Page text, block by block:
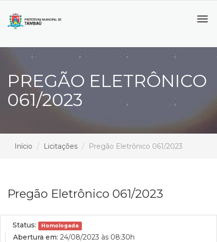
PREGÃO ELETRÔNICO
061/2023
Início Licitações Pregão Eletrônico 061/2023
Pregão Eletrônico 061/2023
Status: Homologada
Abertura em: 24/08/2023 às 08:30h